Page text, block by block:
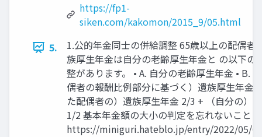
https://fp1-
siken.com/kakomon/2015_9/05.html
5.
1.公的年金同士の併給調整 65歳以上の配偶者
族厚生年金は自分の老齢厚生年金と の以下の
整があります。 • A. 自分の老齢厚生年金 • B.
偶者の報酬比例部分に基づく）遺族厚生年金
た配偶者の）遺族厚生年金 2/3 + （自分の）
1/2 基本年金額の大小の判定を忘れないこと
https://miniguri.hateblo.jp/entry/2022/05/